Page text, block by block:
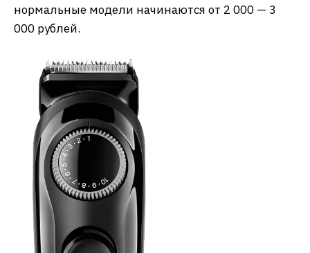
нормальные модели начинаются от 2 000 — 3
000 рублей.